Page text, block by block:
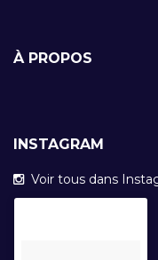
À PROPOS
INSTAGRAM
Voir tous dans